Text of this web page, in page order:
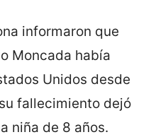
informaron que
Moncada había
Unidos desde
fallecimiento dejó
niña de 8 años.